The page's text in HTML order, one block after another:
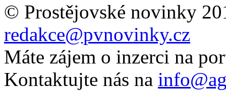
© Prostějovské novinky
redakce@pvnovinky.cz
Máte zájem o inzerci na
Kontaktujte nás na